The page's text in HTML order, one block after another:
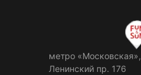
метро «Московская»,
Ленинский пр. 176